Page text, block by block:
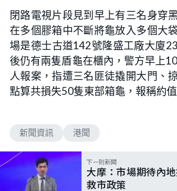
1
.
4
3
%
閉路電視片段見到早上有三名身穿
在多個膠箱中不斷將龜放入多個大
場是德士古道142號隆盛工廠大廈
後仍有兩隻盾龜在櫃內，警方早上
人報案，指遭三名匪徒撬開大門、
點算共損失50隻東部箱龜，報稱約
新聞資訊 港聞
下一則新聞
大摩：市場期待內地
救市政策